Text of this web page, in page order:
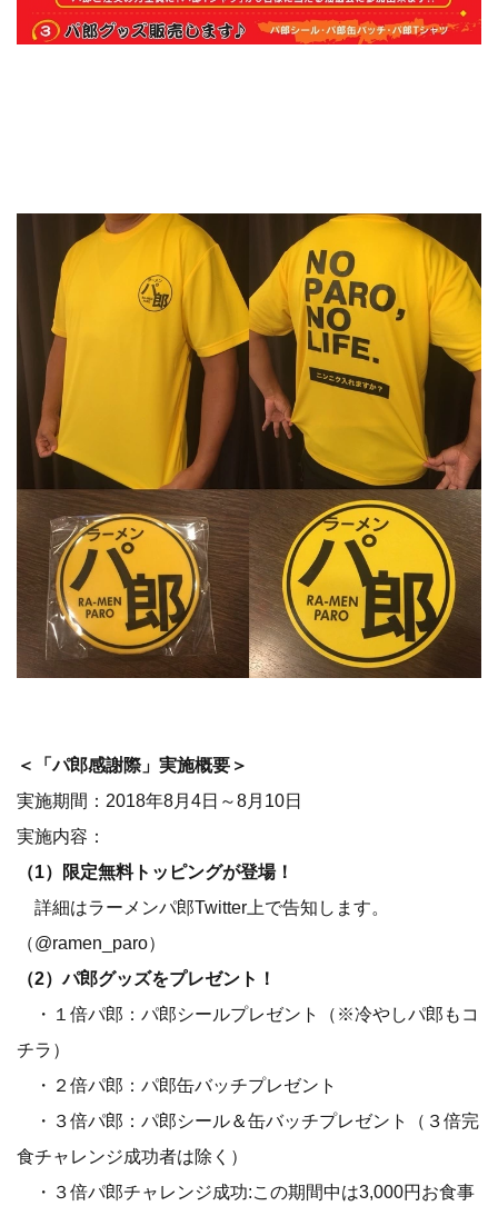
＜「パ郎感謝際」実施概要＞
実施期間：2018年8月4日～8月10日
実施内容：
（1）限定無料トッピングが登場！
詳細はラーメンパ郎Twitter上で告知します。
（@ramen_paro）
（2）パ郎グッズをプレゼント！
・１倍パ郎：パ郎シールプレゼント（※冷やしパ郎もコ
チラ）
・２倍パ郎：パ郎缶バッチプレゼント
・３倍パ郎：パ郎シール＆缶バッチプレゼント（３倍完
食チャレンジ成功者は除く）
・３倍パ郎チャレンジ成功:この期間中は3,000円お食事